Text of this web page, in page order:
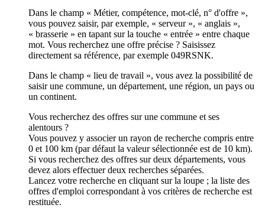
Dans le champ « Métier, compétence, mot-clé, n° d'offre »,
vous pouvez saisir, par exemple, « serveur », « anglais »,
« brasserie » en tapant sur la touche « entrée » entre chaque
mot. Vous recherchez une offre précise ? Saisissez
directement sa référence, par exemple 049RSNK.
Dans le champ « lieu de travail », vous avez la possibilité de
saisir une commune, un département, une région, un pays ou
un continent.
Vous recherchez des offres sur une commune et ses
alentours ?
Vous pouvez y associer un rayon de recherche compris entre
0 et 100 km (par défaut la valeur sélectionnée est de 10 km).
Si vous recherchez des offres sur deux départements, vous
devez alors effectuer deux recherches séparées.
Lancez votre recherche en cliquant sur la loupe ; la liste des
offres d'emploi correspondant à vos critères de recherche est
restituée.